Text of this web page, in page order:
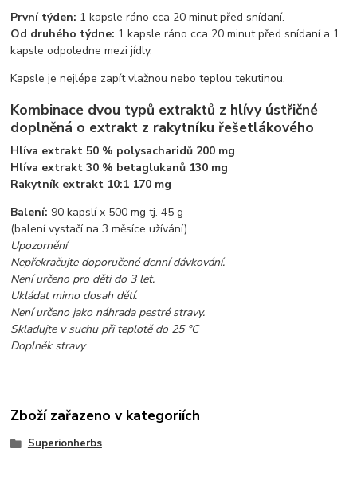
První týden: 1 kapsle ráno cca 20 minut před snídaní.
Od druhého týdne: 1 kapsle ráno cca 20 minut před snídaní a 1
kapsle odpoledne mezi jídly.
Kapsle je nejlépe zapít vlažnou nebo teplou tekutinou.
Kombinace dvou typů extraktů z hlívy ústřičné
doplněná o extrakt z rakytníku řešetlákového
Hlíva extrakt 50 % polysacharidů 200 mg
Hlíva extrakt 30 % betaglukanů 130 mg
Rakytník extrakt 10:1 170 mg
Balení: 90 kapslí x 500 mg tj. 45 g
(balení vystačí na 3 měsíce užívání)
Upozornění
Nepřekračujte doporučené denní dávkování.
Není určeno pro děti do 3 let.
Ukládat mimo dosah dětí.
Není určeno jako náhrada pestré stravy.
Skladujte v suchu při teplotě do 25 °C
Doplněk stravy
Zboží zařazeno v kategoriích
Superionherbs